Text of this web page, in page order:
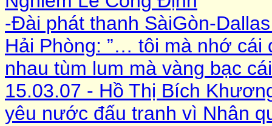
-Đài phát thanh SàiGòn-
Hải Phòng: ”… tôi mà nhớ cái
nhau tùm lum mà vàng bạc
15.03.07 - Hồ Thị Bích
yêu nước đấu tranh vì Nhân